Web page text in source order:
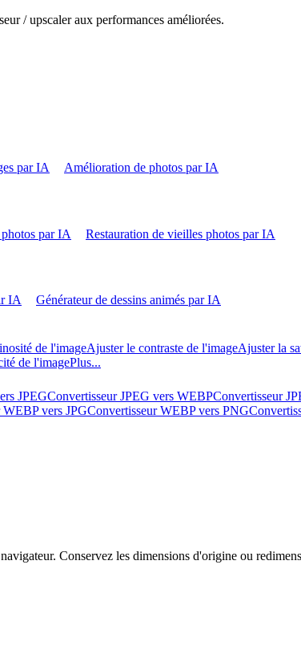
/ upscaler aux performances améliorées.
par IA Amélioration de photos par IA
par IA Restauration de vieilles photos par IA
IA
Générateur de dessins animés par IA
de l'imageAjuster le contraste de l'imageAjuster la
de l'imagePlus...
JPEGConvertisseur JPEG vers WEBPConvertisseur
vers JPGConvertisseur WEBP vers PNG
Conservez les dimensions d'origine ou